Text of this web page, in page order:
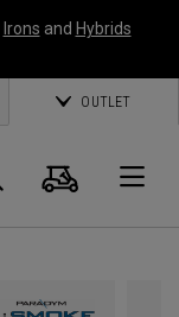
Irons and Hybrids
OUTLET
Panier